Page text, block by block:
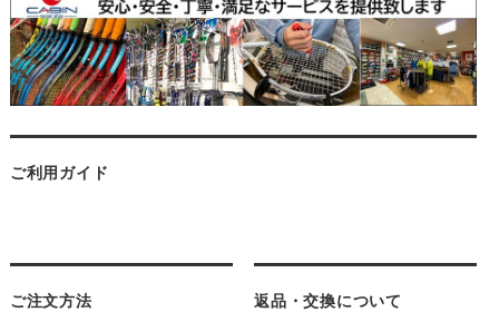
ご利用ガイド
ご注文方法 返品・交換について